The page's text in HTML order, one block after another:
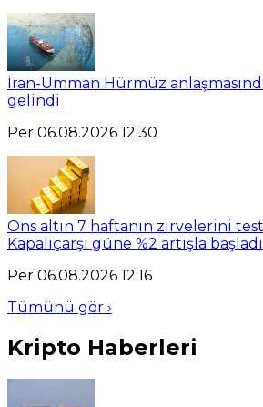
İran-Umman Hürmüz
gelindi
Per 06.08.2026 12:30
Ons altın 7 haftanın zirvelerini
Kapalıçarşı güne %2 artışla başladı
Per 06.08.2026 12:16
Tümünü gör ›
Kripto Haberleri